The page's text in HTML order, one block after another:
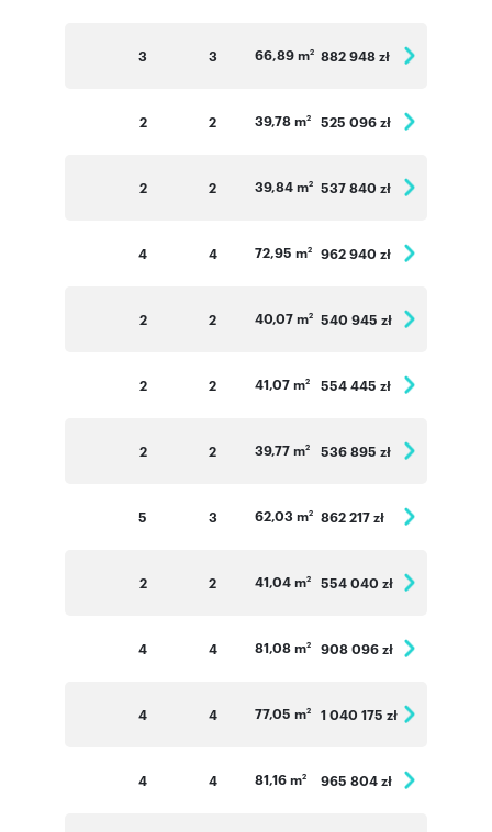
3 3 66,89 m2 882 948 zł
2 2 39,78 m2 525 096 zł
2 2 39,84 m2 537 840 zł
4 4 72,95 m2 962 940 zł
2 2 40,07 m2 540 945 zł
2 2 41,07 m2 554 445 zł
2 2 39,77 m2 536 895 zł
5 3 62,03 m2 862 217 zł
2 2 41,04 m2 554 040 zł
4 4 81,08 m2 908 096 zł
4 4 77,05 m2 1 040 175 zł
4 4 81,16 m2 965 804 zł